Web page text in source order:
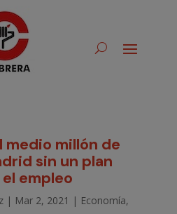
medio millón de
sin un plan
empleo
| Mar 2, 2021 | Economía,